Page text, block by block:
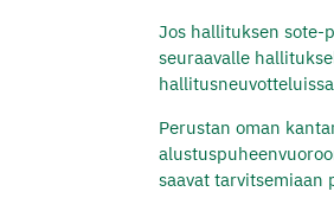
Jos hallituksen sote-
seuraavalle
Perustan oman
saavat tarvitsemiaan